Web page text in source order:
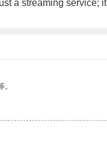
a streaming